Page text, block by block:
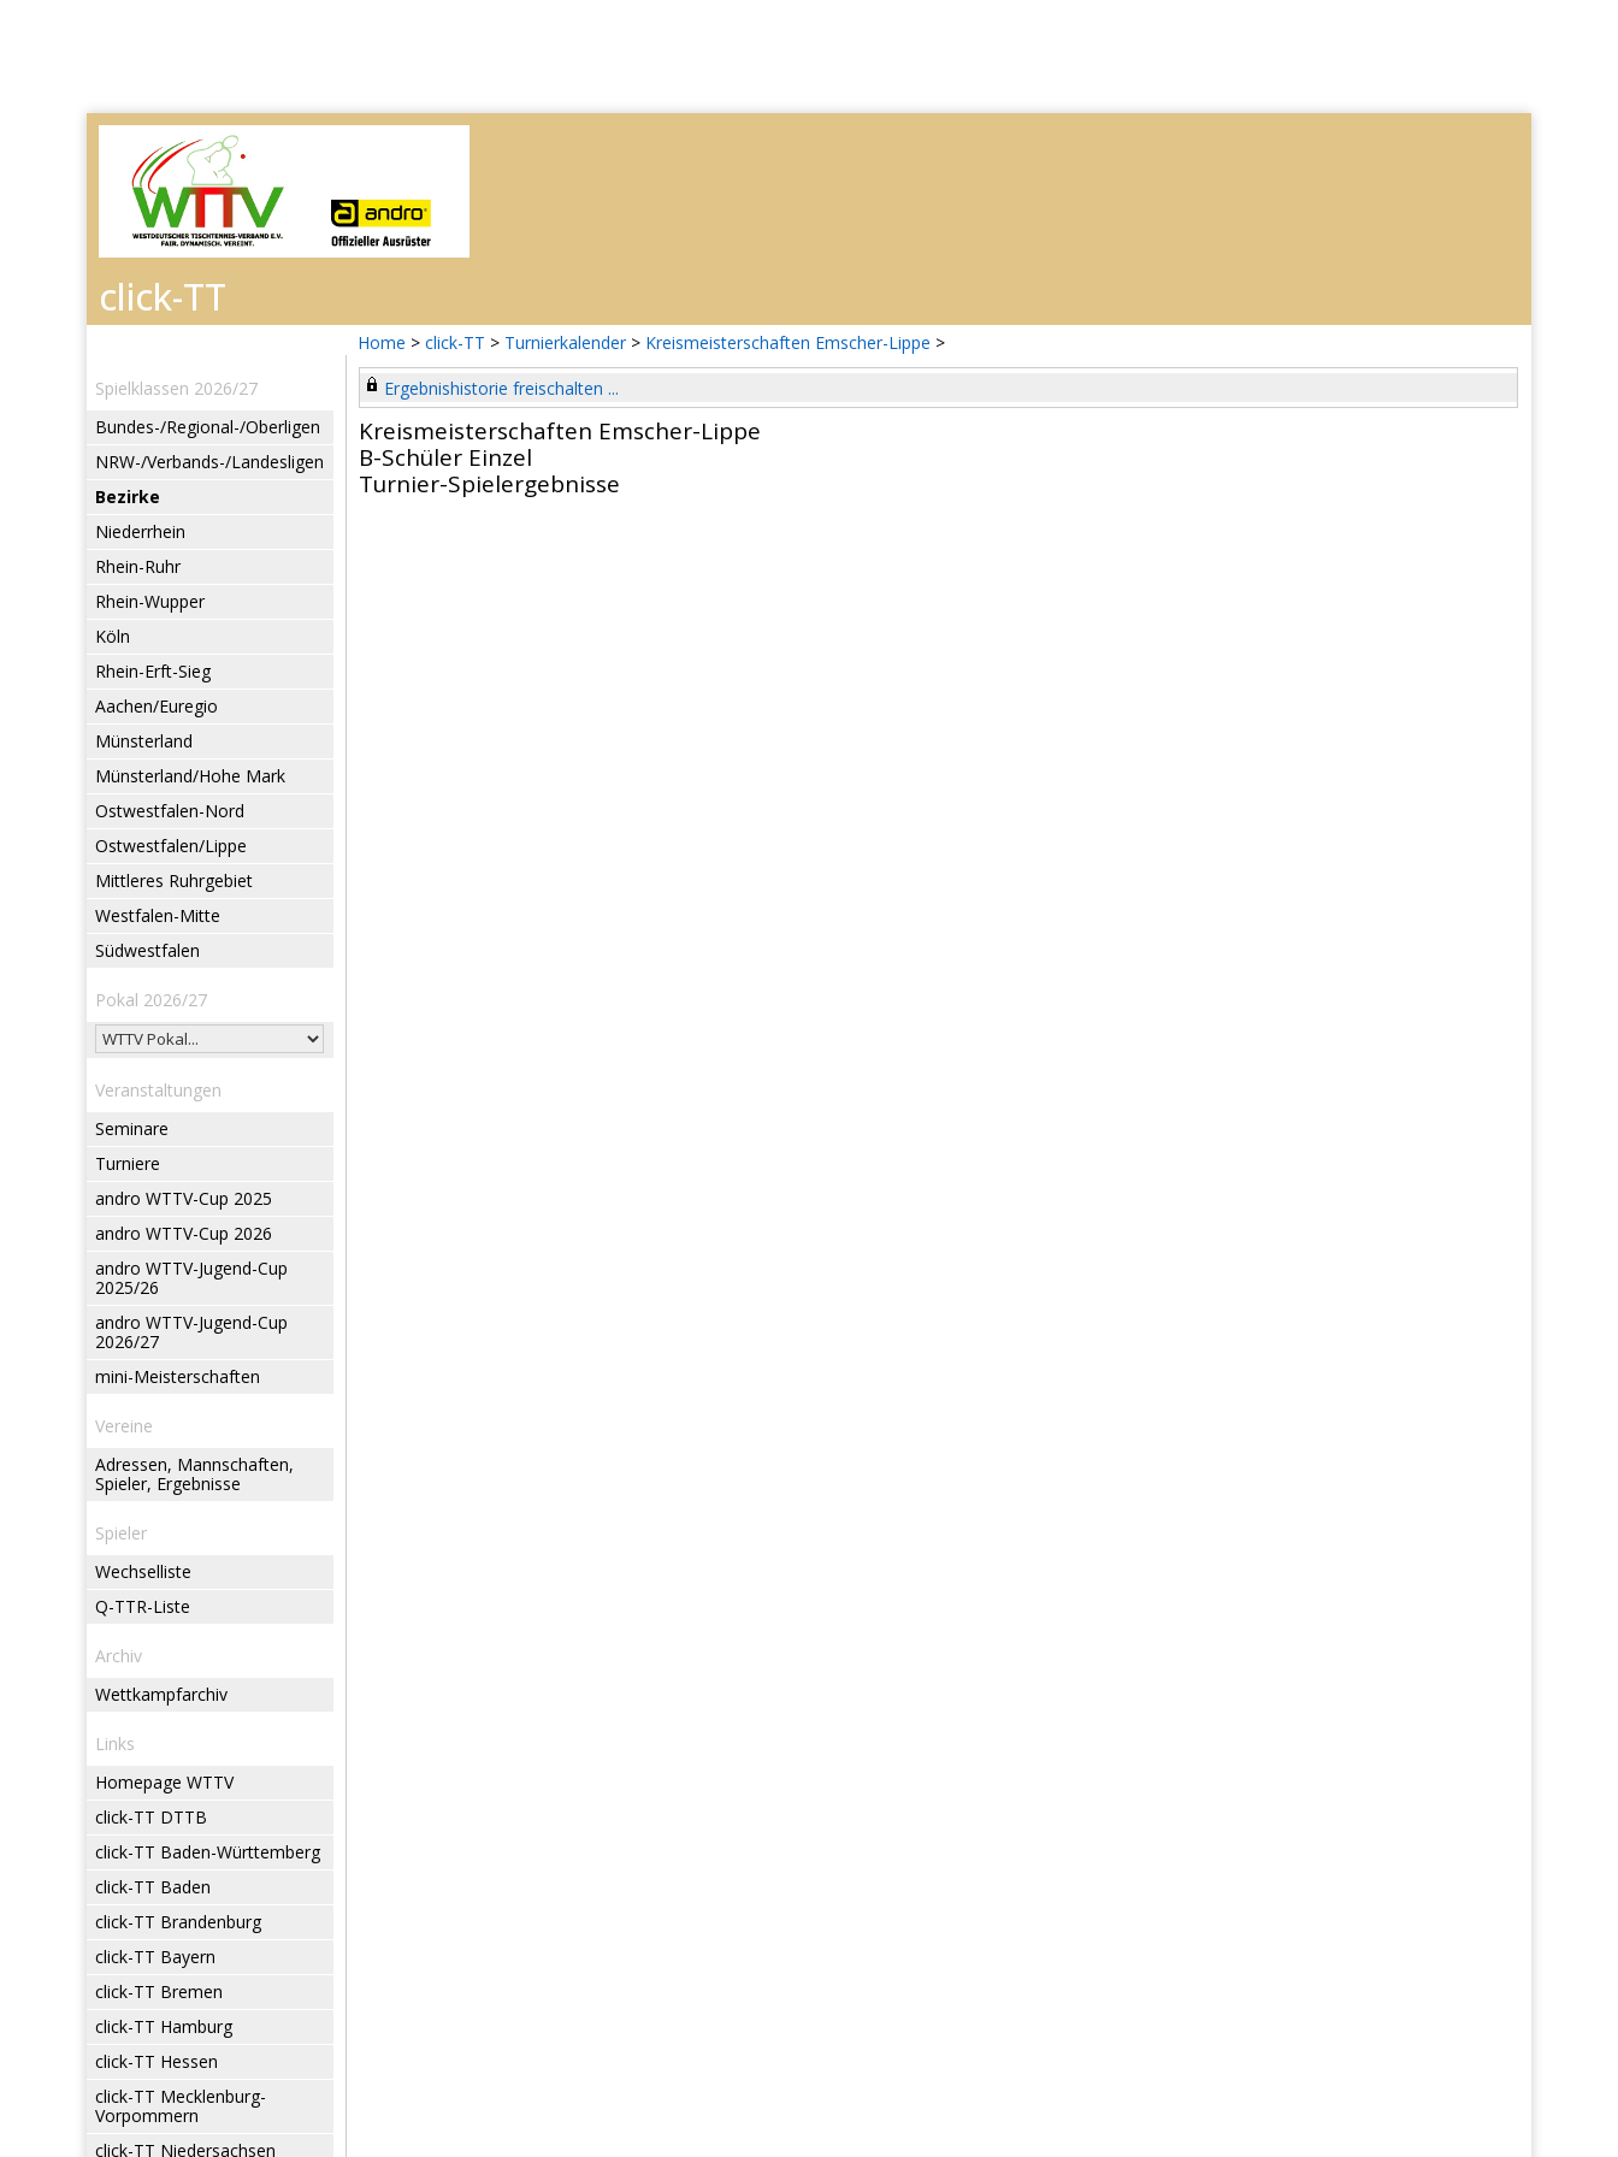
Home > click-TT > Turnierkalender > Kreismeisterschaften Emscher-Lippe >
Spielklassen 2026/27
Bundes-/Regional-/Oberligen
NRW-/Verbands-/Landesligen
Bezirke
Niederrhein
Rhein-Ruhr
Rhein-Wupper
Köln
Rhein-Erft-Sieg
Aachen/Euregio
Münsterland
Münsterland/Hohe Mark
Ostwestfalen-Nord
Ostwestfalen/Lippe
Mittleres Ruhrgebiet
Westfalen-Mitte
Südwestfalen
Pokal 2026/27
Veranstaltungen
Seminare
Turniere
andro WTTV-Cup 2025
andro WTTV-Cup 2026
andro WTTV-Jugend-Cup
2025/26
andro WTTV-Jugend-Cup
2026/27
mini-Meisterschaften
Vereine
Adressen, Mannschaften,
Spieler, Ergebnisse
Spieler
Wechselliste
Q-TTR-Liste
Archiv
Wettkampfarchiv
Links
Homepage WTTV
click-TT DTTB
click-TT Baden-Württemberg
click-TT Baden
click-TT Brandenburg
click-TT Bayern
click-TT Bremen
click-TT Hamburg
click-TT Hessen
click-TT Mecklenburg-
Vorpommern
click-TT Niedersachsen
Ergebnishistorie freischalten ...
Kreismeisterschaften Emscher-Lippe
B-Schüler Einzel
Turnier-Spielergebnisse